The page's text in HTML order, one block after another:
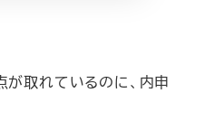
が取れているのに、内申